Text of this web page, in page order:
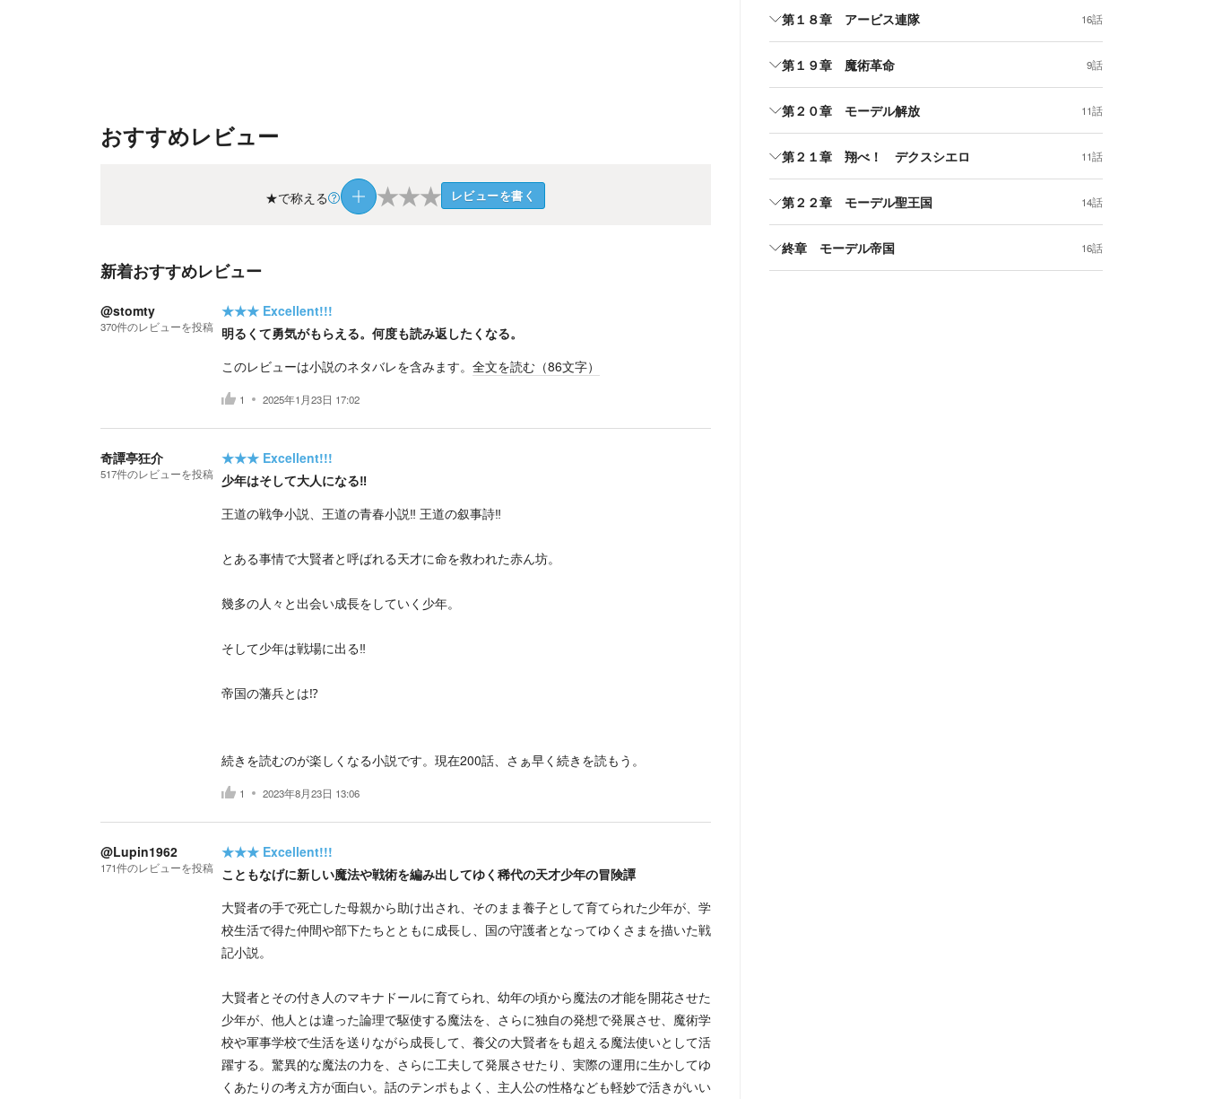
おすすめレビュー
★で称える ★★★ レビューを書く
新着おすすめレビュー
@stomty
370件のレビューを投稿
★★★ Excellent!!!
明るくて勇気がもらえる。何度も読み返したくなる。
このレビューは小説のネタバレを含みます。 全文を読む（86文字）
1 2025年1月23日 17:02
奇譚亭狂介
517件のレビューを投稿
★★★ Excellent!!!
少年はそして大人になる‼️
王道の戦争小説、王道の青春小説‼️ 王道の叙事詩‼️
とある事情で大賢者と呼ばれる天才に命を救われた赤ん坊。
幾多の人々と出会い成長をしていく少年。
そして少年は戦場に出る‼️
帝国の藩兵とは⁉️
続きを読むのが楽しくなる小説です。現在200話、さぁ早く続きを読もう。
1 2023年8月23日 13:06
@Lupin1962
171件のレビューを投稿
★★★ Excellent!!!
こともなげに新しい魔法や戦術を編み出してゆく稀代の天才少年の冒険譚
大賢者の手で死亡した母親から助け出され、そのまま養子として育てられた少年が、学
校生活で得た仲間や部下たちとともに成長し、国の守護者となってゆくさまを描いた戦
記小説。
大賢者とその付き人のマキナドールに育てられ、幼年の頃から魔法の才能を開花させた
少年が、他人とは違った論理で駆使する魔法を、さらに独自の発想で発展させ、魔術学
校や軍事学校で生活を送りながら成長して、養父の大賢者をも超える魔法使いとして活
躍する。驚異的な魔法の力を、さらに工夫して発展させたり、実際の運用に生かしてゆ
くあたりの考え方が面白い。話のテンポもよく、主人公の性格なども軽妙で活きがいい
第１８章 アービス連隊 16話
第１９章 魔術革命 9話
第２０章 モーデル解放 11話
第２１章 翔べ！ デクスシエロ 11話
第２２章 モーデル聖王国 14話
終章 モーデル帝国 16話